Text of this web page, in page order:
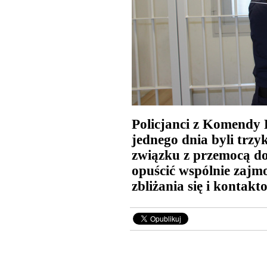
Policjanci z
jednego dnia byli
związku z przemocą
opuścić wspólnie
zbliżania się i